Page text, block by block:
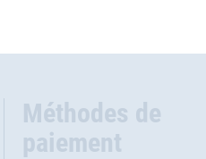
Méthodes de
paiement